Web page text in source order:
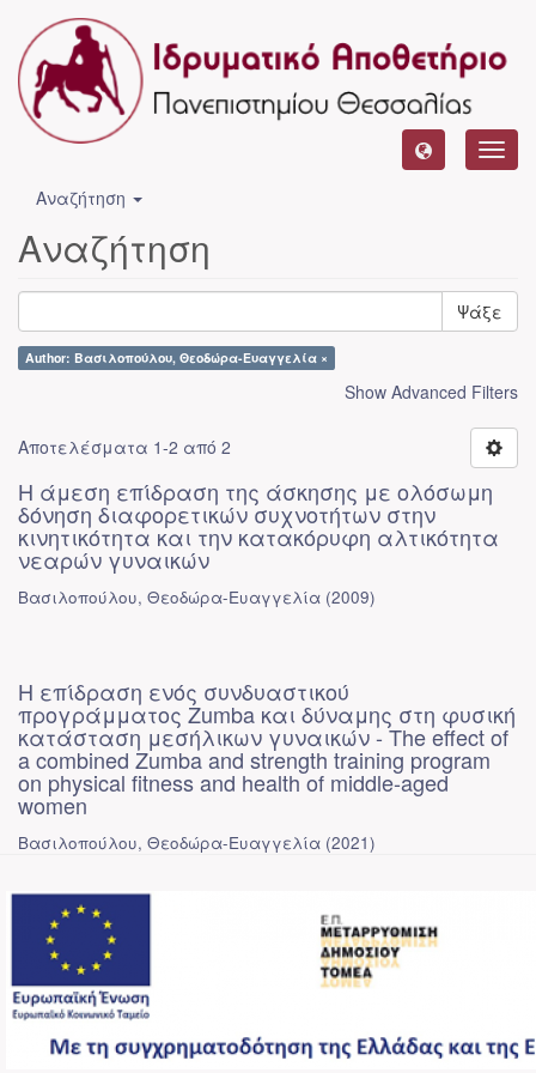
Αναζήτηση
Αναζήτηση
Ψάξε
Author: Βασιλοπούλου, Θεοδώρα-Ευαγγελία ×
Show Advanced Filters
Αποτελέσματα 1-2 από 2
Η άμεση επίδραση της άσκησης με ολόσωμη
δόνηση διαφορετικών συχνοτήτων στην
κινητικότητα και την κατακόρυφη αλτικότητα
νεαρών γυναικών
Βασιλοπούλου, Θεοδώρα-Ευαγγελία (2009)
Η επίδραση ενός συνδυαστικού
προγράμματος Zumba και δύναμης στη φυσική
κατάσταση μεσήλικων γυναικών - The effect of
a combined Zumba and strength training program
on physical fitness and health of middle-aged
women
Βασιλοπούλου, Θεοδώρα-Ευαγγελία (2021)